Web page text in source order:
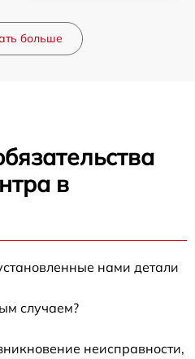
больше
в
нами детали
случаем?
неисправности,